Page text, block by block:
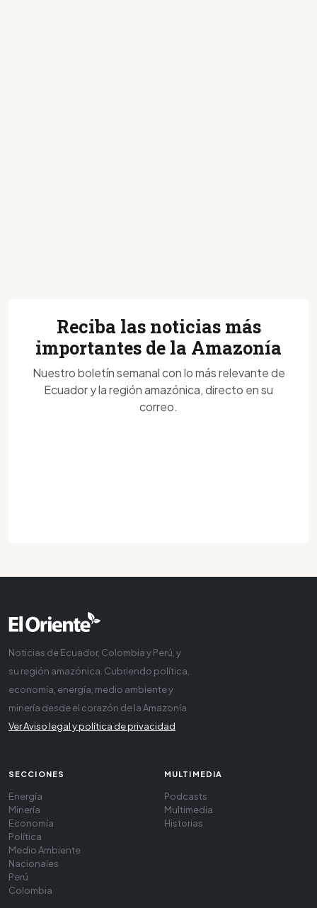
Reciba las noticias más
importantes de la Amazonía
Nuestro boletín semanal con lo más relevante de
Ecuador y la región amazónica, directo en su
correo.
Noticias de Ecuador, Colombia y Perú, y
su región amazónica. Cubriendo política,
economía, energía, medio ambiente y
minería desde el corazón de la Amazonía
Ver Aviso legal y política de privacidad
SECCIONES
Energía
Minería
Economía
Política
Medio Ambiente
Nacionales
Perú
Colombia
MULTIMEDIA
Podcasts
Multimedia
Historias